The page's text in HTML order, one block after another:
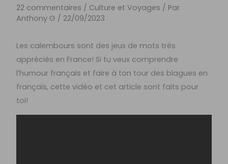
22 commentaires / Culture et Voyages / Par
Anthony G / 22/09/2023
Les calembours sont des jeux de mots très
appréciés en France! Si tu veux comprendre
l’humour français et faire à ton tour des blagues en
français, cette vidéo et cet article sont faits pour
toi!